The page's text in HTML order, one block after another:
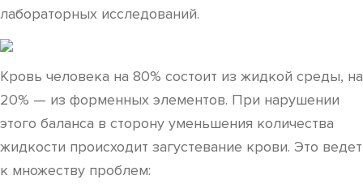
лабораторных исследований.
Кровь человека на 80% состоит из жидкой среды, на
20% — из форменных элементов. При нарушении
этого баланса в сторону уменьшения количества
жидкости происходит загустевание крови. Это ведет
к множеству проблем: